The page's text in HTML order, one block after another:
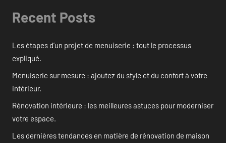
Recent Posts
Les étapes d’un projet de menuiserie : tout le processus
expliqué.
Menuiserie sur mesure : ajoutez du style et du confort à votre
intérieur.
Rénovation intérieure : les meilleures astuces pour moderniser
votre espace.
Les dernières tendances en matière de rénovation de maison